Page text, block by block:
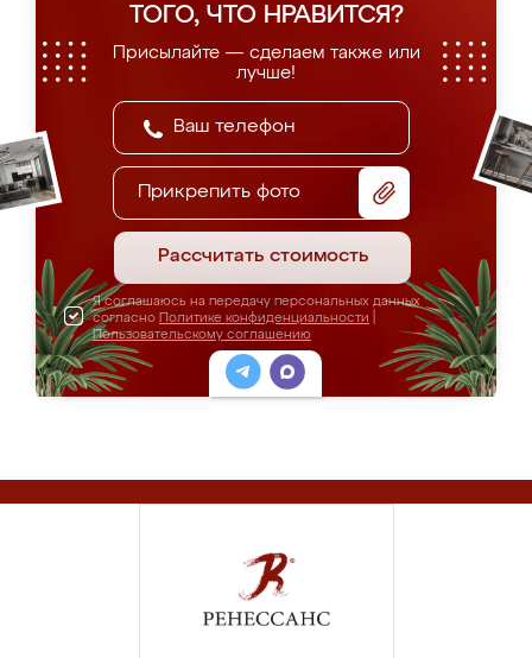
ТОГО, ЧТО НРАВИТСЯ?
Присылайте — сделаем также или
лучше!
Прикрепить фото
Рассчитать стоимость
Я соглашаюсь на передачу персональных данных
согласно Политике конфиденциальности
Пользовательскому соглашению